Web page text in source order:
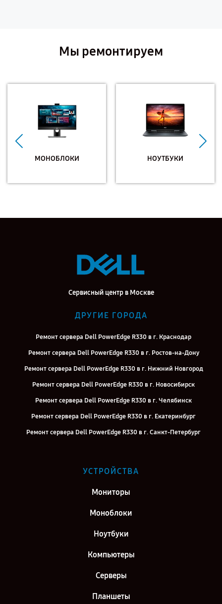
Мы ремонтируем
МОНОБЛОКИ НОУТБУКИ
Сервисный центр в Москве
ДРУГИЕ ГОРОДА
Ремонт сервера Dell PowerEdge R330 в г. Краснодар
Ремонт сервера Dell PowerEdge R330 в г. Ростов-на-Дону
Ремонт сервера Dell PowerEdge R330 в г. Нижний Новгород
Ремонт сервера Dell PowerEdge R330 в г. Новосибирск
Ремонт сервера Dell PowerEdge R330 в г. Челябинск
Ремонт сервера Dell PowerEdge R330 в г. Екатеринбург
Ремонт сервера Dell PowerEdge R330 в г. Санкт-Петербург
УСТРОЙСТВА
Мониторы
Моноблоки
Ноутбуки
Компьютеры
Серверы
Планшеты